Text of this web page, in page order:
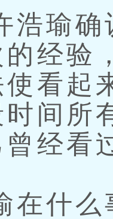
瑜确
经验
看起
时间所
经看
什么